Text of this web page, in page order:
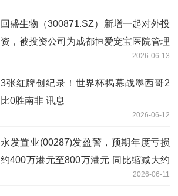
回盛生物（300871.SZ）新增一起对外投
资，被投资公司为成都恒爱宠宝医院管理
2026-06-13
3张红牌创纪录！世界杯揭幕战墨西哥2
比0胜南非 讯息
2026-06-12
永发置业(00287)发盈警，预期年度亏损
约400万港元至800万港元 同比缩减大约
2026-06-11